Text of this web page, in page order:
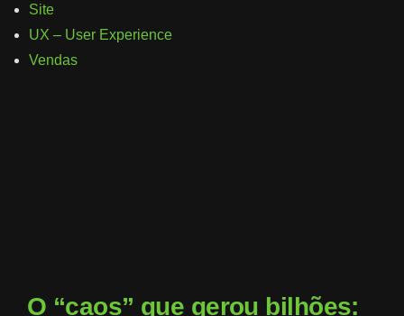
Site
UX – User Experience
Vendas
O “caos” que gerou bilhões: